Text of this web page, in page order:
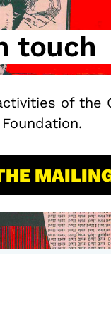
touch
of the